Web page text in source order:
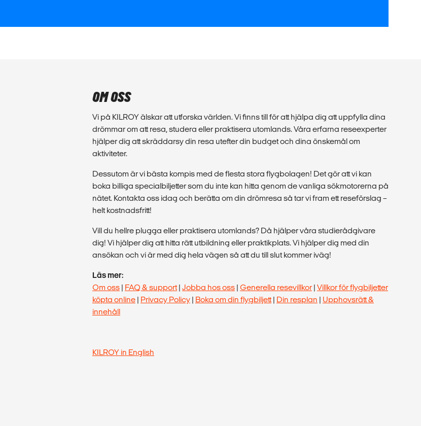
OM OSS
Vi på KILROY älskar att utforska världen. Vi finns till för att hjälpa dig att uppfylla dina
drömmar om att resa, studera eller praktisera utomlands. Våra erfarna reseexperter
hjälper dig att skräddarsy din resa utefter din budget och dina önskemål om
aktiviteter.
Dessutom är vi bästa kompis med de flesta stora flygbolagen! Det gör att vi kan
boka billiga specialbiljetter som du inte kan hitta genom de vanliga sökmotorerna på
nätet. Kontakta oss idag och berätta om din drömresa så tar vi fram ett reseförslag –
helt kostnadsfritt!
Vill du hellre plugga eller praktisera utomlands? Då hjälper våra studierådgivare
dig! Vi hjälper dig att hitta rätt utbildning eller praktikplats. Vi hjälper dig med din
ansökan och vi är med dig hela vägen så att du till slut kommer iväg!
Läs mer:
Om oss | FAQ & support| Jobba hos oss | Generella resevillkor | Villkor för flygbiljetter
köpta online | Privacy Policy | Boka om din flygbiljett| Din resplan | Upphovsrätt &
innehåll
KILROY in English